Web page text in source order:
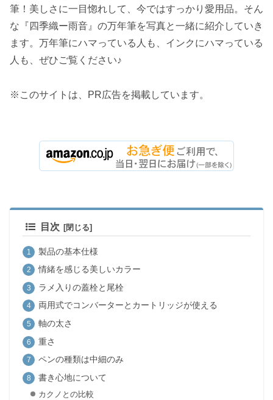
筆！美しさに一目惚れして、今ではすっかり愛用品。そん
な『四季織ー雨音』の万年筆を写真と一緒に紹介していき
ます。万年筆にハマっている人も、インクにハマっている
人も、ぜひご覧ください♪
※このサイトは、PR広告を掲載しています。
目次
製品の基本仕様
情緒を感じる美しいカラー
ラメ入りの蓋栓と尾栓
両用式でコンバーターとカートリッジが使える
軸の太さ
重さ
ペンの種類は中細のみ
書き心地について
カクノとの比較